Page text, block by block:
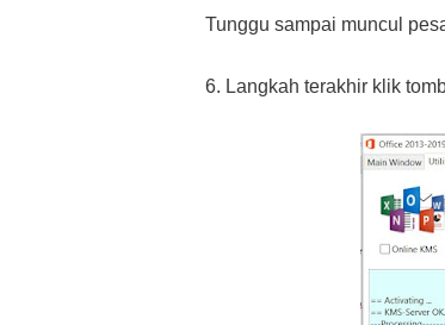
Tunggu sampai muncul
6. Langkah terakhir klik